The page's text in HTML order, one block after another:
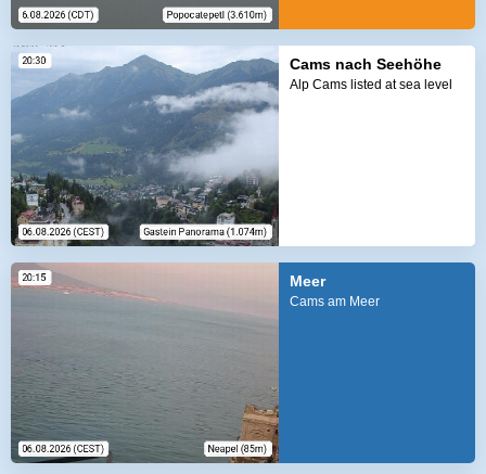
Cams nach Seehöhe
Alp Cams listed at sea level
Meer
Cams am Meer